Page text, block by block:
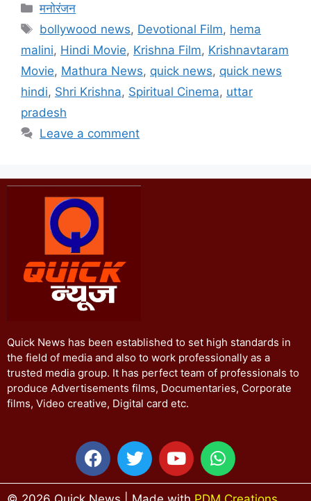
मनोरंजन
bollywood news, Devotional Film, hema
malini, Hindi Movie, Krishna Film, Krishnavtaram
Movie, Mathura News, quick news, quick news
hindi, Shri Krishna, Spiritual Cinema, uttar
pradesh
Leave a comment
Quick News has been established to set high standards in
the field of media and also to work professionally as a
trusted media group. It has perfect team of professionals to
produce Advertisements films, Documentaries, Corporate
films, Video creative, Digital card etc.